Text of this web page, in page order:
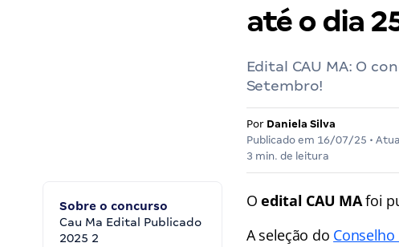
até o dia
Edital CAU MA: O
Setembro!
Por Daniela Silva
Publicado em 16/07/25 •
3 min. de leitura
Sobre o concurso
Cau Ma Edital Publicado
2025 2
Oedital CAU MAfoi
A seleção do